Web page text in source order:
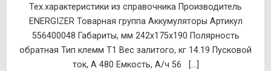
Тех.характеристики из справочника Производитель
ENERGIZER Товарная группа Аккумуляторы Артикул
556400048 Габариты, мм 242x175x190 Полярность
обратная Тип клемм T1 Вес залитого, кг 14.19 Пусковой
ток, А 480 Емкость, А/ч 56 [...]